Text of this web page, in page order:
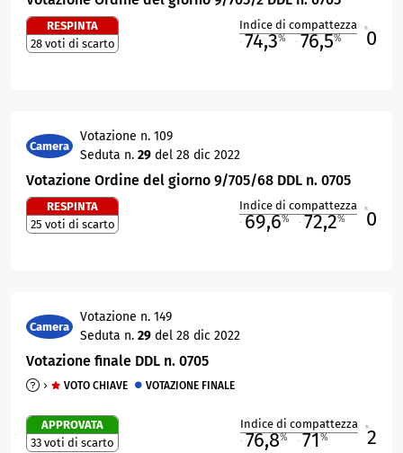
RESPINTA
28 voti di scarto
Indice di compattezza
74,3% 76,5% 0
Camera
Votazione n. 109
Seduta n. 29 del 28 dic 2022
Votazione Ordine del giorno 9/705/68 DDL n. 0705
RESPINTA
25 voti di scarto
Indice di compattezza
69,6% 72,2% 0
Camera
Votazione n. 149
Seduta n. 29 del 28 dic 2022
Votazione finale DDL n. 0705
VOTO CHIAVE VOTAZIONE FINALE
APPROVATA
33 voti di scarto
Indice di compattezza
76,8% 71% 2